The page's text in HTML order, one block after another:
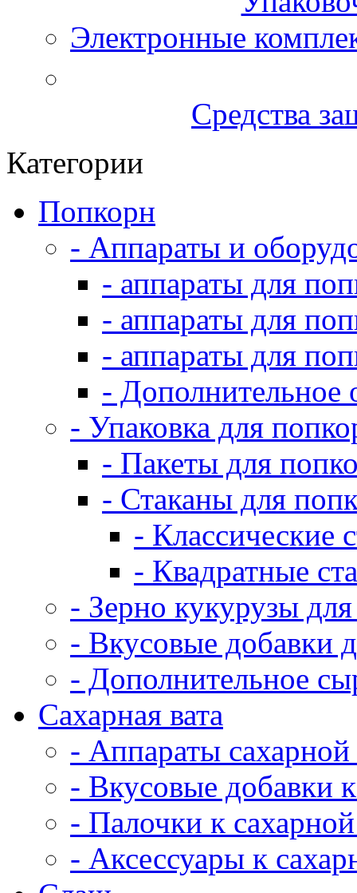
Электронные
Средства
Категории
Попкорн
- Аппараты и
- аппараты для
- аппараты для
- аппараты для
- Дополнительное
- Упаковка для
- Пакеты для
- Стаканы для
- Классические
- Квадратные
- Зерно кукурузы
- Вкусовые добавки
- Дополнительное
Сахарная вата
- Аппараты сахарной
- Вкусовые добавки
- Палочки к сахарной
- Аксессуары к